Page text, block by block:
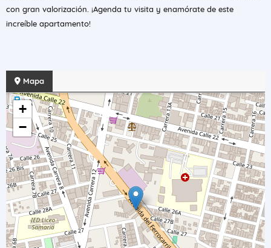
con gran valorización. ¡Agenda tu visita y enamórate de este
increíble apartamento!
Mapa
+
−